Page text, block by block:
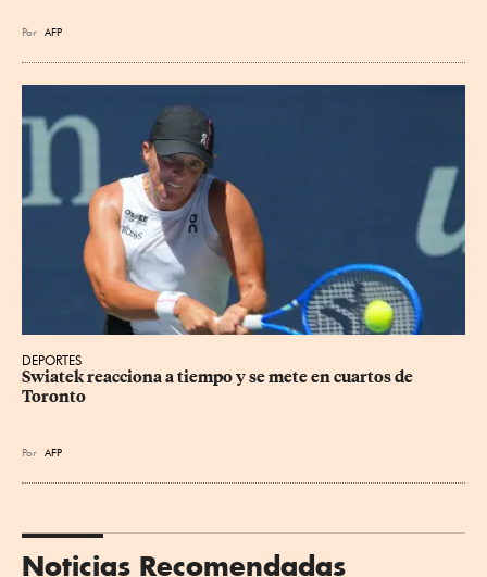
Por AFP
DEPORTES
Swiatek reacciona a tiempo y se mete en cuartos de
Toronto
Por AFP
Noticias Recomendadas